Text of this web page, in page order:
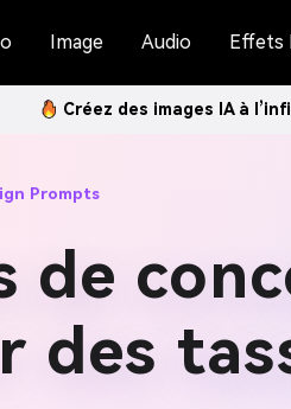
Image Audio Effets
Créez des images IA à
Prompts
de
des